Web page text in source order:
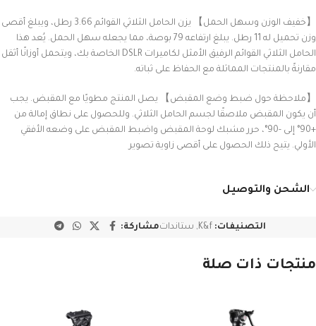
【خفيف الوزن وسهل الحمل】 يزن الحامل الثلاثي القوائم 3.66 رطل، ويبلغ أقصى
وزن تحميل له 11 رطل. يبلغ ارتفاعه 79 بوصة، مما يجعله سهل الحمل. يُعد هذا
الحامل الثلاثي القوائم الرفيق الأمثل لكاميرات DSLR الخاصة بك، ويتحمل أوزانًا أثقل
مقارنةً بالمنتجات المماثلة مع الحفاظ على ثباته.
【ملاحظة حول ضبط وضع المقبض】 يصل المنتج مطويًا مع المقبض. يجب
أن يكون المقبض ملاصقًا لجسم الحامل الثلاثي. وللحصول على نطاق إمالة من
+90° إلى -90°، حرر مشبك لوحة المقبض واضبط المقبض على وضعه الأفقي
الأولي. يتيح ذلك الحصول على أقصى زاوية تصوير
الشحن والتوصيل
التصنيفات: K&f
, ستانداتمشاركة:
منتجات ذات صلة